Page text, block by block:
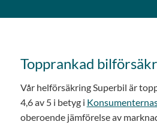
Topprankad
Vår helförsäkring Superbil är
4,6 av 5 i betyg i
oberoende jämförelse av